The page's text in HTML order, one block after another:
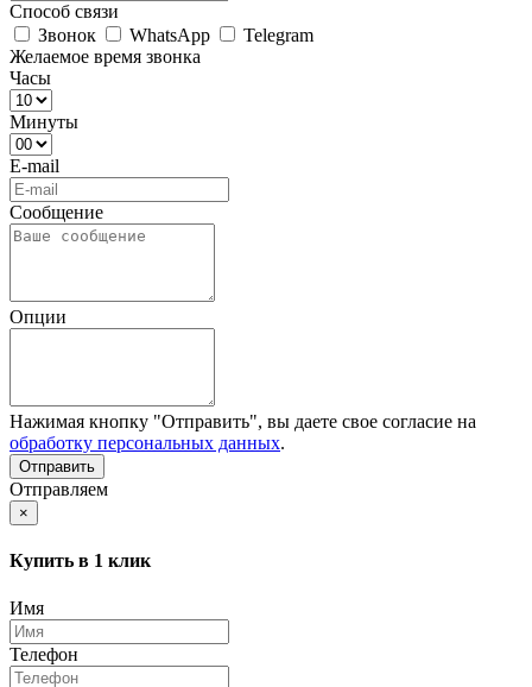
Способ связи
Звонок
WhatsApp
Telegram
Желаемое время звонка
Часы
Минуты
E-mail
Сообщение
Опции
Нажимая кнопку "Отправить", вы даете свое согласие на
обработку персональных данных.
Отправляем
×
Купить в 1 клик
Имя
Телефон